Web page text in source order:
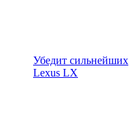
Убедит сильнейших
Lexus LX